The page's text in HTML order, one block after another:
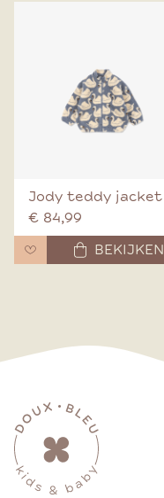
Jody teddy jacket
€ 84,99
BEKIJKEN